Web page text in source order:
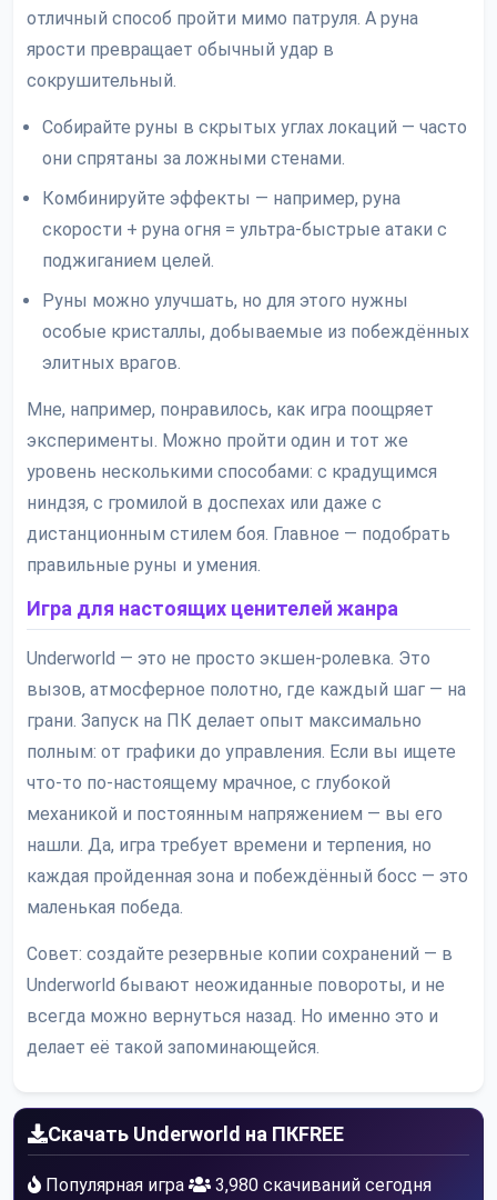
отличный способ пройти мимо патруля. А руна
ярости превращает обычный удар в
сокрушительный.
Собирайте руны в скрытых углах локаций — часто
они спрятаны за ложными стенами.
Комбинируйте эффекты — например, руна
скорости + руна огня = ультра-быстрые атаки с
поджиганием целей.
Руны можно улучшать, но для этого нужны
особые кристаллы, добываемые из побеждённых
элитных врагов.
Мне, например, понравилось, как игра поощряет
эксперименты. Можно пройти один и тот же
уровень несколькими способами: с крадущимся
ниндзя, с громилой в доспехах или даже с
дистанционным стилем боя. Главное — подобрать
правильные руны и умения.
Игра для настоящих ценителей жанра
Underworld — это не просто экшен-ролевка. Это
вызов, атмосферное полотно, где каждый шаг — на
грани. Запуск на ПК делает опыт максимально
полным: от графики до управления. Если вы ищете
что-то по-настоящему мрачное, с глубокой
механикой и постоянным напряжением — вы его
нашли. Да, игра требует времени и терпения, но
каждая пройденная зона и побеждённый босс — это
маленькая победа.
Совет: создайте резервные копии сохранений — в
Underworld бывают неожиданные повороты, и не
всегда можно вернуться назад. Но именно это и
делает её такой запоминающейся.
Скачать Underworld на ПКFREE
Популярная игра
3,980 скачиваний сегодня